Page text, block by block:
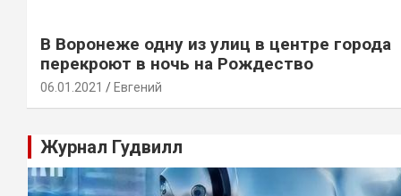
В Воронеже одну из улиц в центре города
перекроют в ночь на Рождество
06.01.2021 Евгений
Журнал Гудвилл